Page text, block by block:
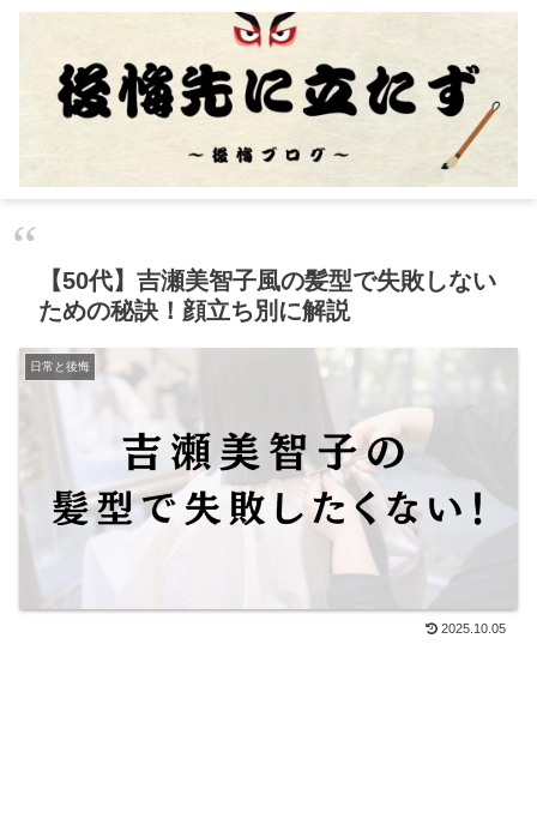
【50代】吉瀬美智子風の髪型で失敗しない
ための秘訣！顔立ち別に解説
日常と後悔
2025.10.05